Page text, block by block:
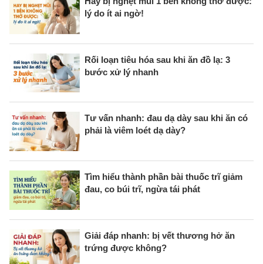
lý do ít ai ngờ!
Rối loạn tiêu hóa sau khi ăn đồ lạ: 3
bước xử lý nhanh
Tư vấn nhanh: đau dạ dày sau khi ăn có
phải là viêm loét dạ dày?
Tìm hiểu thành phần bài thuốc trĩ giảm
đau, co búi trĩ, ngừa tái phát
Giải đáp nhanh: bị vết thương hở ăn
trứng được không?